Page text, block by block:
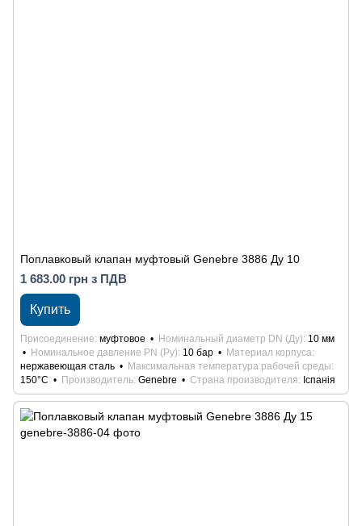
Поплавковый клапан муфтовый Genebre 3886 Ду 10
1 683.00 грн з ПДВ
Купить
Присоединение муфтовое Номинальный диаметр DN (Ду) 10 мм
Номинальное давление PN (Ру) 10 бар
Материал корпуса
нержавеющая сталь
Максимальная температура рабочей среды
150°С
Производитель Genebre Страна производителя Іспанія